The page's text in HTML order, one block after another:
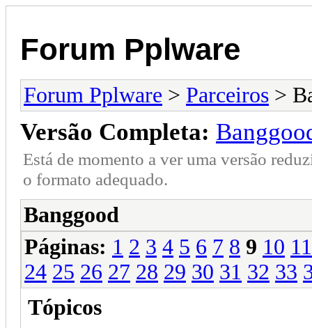
Forum Pplware
Forum Pplware > Parceiros >
Versão Completa:
Está de momento a ver uma versão
o formato adequado.
Banggood
Páginas: 1 2 3 4 5 6 7 8 9 10 11
24 25 26 27 28 29 30 31 32 33
Tópicos